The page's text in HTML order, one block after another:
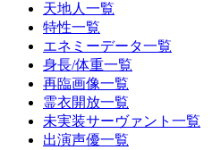
天地人一覧
特性一覧
エネミーデータ一覧
身長/体重一覧
再臨画像一覧
霊衣開放一覧
未実装サーヴァント一覧
出演声優一覧